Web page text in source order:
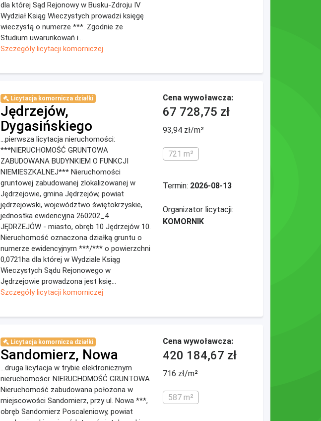
dla której Sąd Rejonowy w Busku-Zdroju IV
Wydział Ksiąg Wieczystych prowadzi księgę
wieczystą o numerze ***. Zgodnie ze
Studium uwarunkowań i...
Szczegóły licytacji komorniczej
Licytacja komornicza działki
Jędrzejów,
Dygasińskiego
...pierwsza licytacja nieruchomości:
***NIERUCHOMOŚĆ GRUNTOWA
ZABUDOWANA BUDYNKIEM O FUNKCJI
NIEMIESZKALNEJ*** Nieruchomości
gruntowej zabudowanej zlokalizowanej w
Jędrzejowie, gmina Jędrzejów, powiat
jędrzejowski, województwo świętokrzyskie,
jednostka ewidencyjna 260202_4
JĘDRZEJÓW - miasto, obręb 10 Jędrzejów 10.
Nieruchomość oznaczona działką gruntu o
numerze ewidencyjnym ***/*** o powierzchni
0,0721ha dla której w Wydziale Ksiąg
Wieczystych Sądu Rejonowego w
Jędrzejowie prowadzona jest księ...
Szczegóły licytacji komorniczej
Cena wywoławcza:
67 728,75 zł
93,94 zł/m²
721 m²
Termin: 2026-08-13
Organizator licytacji:
KOMORNIK
Licytacja komornicza działki
Sandomierz, Nowa
...druga licytacja w trybie elektronicznym
nieruchomości: NIERUCHOMOŚĆ GRUNTOWA
Nieruchomość zabudowana położona w
miejscowości Sandomierz, przy ul. Nowa ***,
obręb Sandomierz Poscaleniowy, powiat
Cena wywoławcza:
420 184,67 zł
716 zł/m²
587 m²